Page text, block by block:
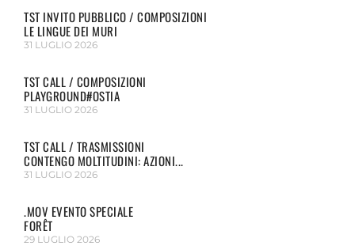
TST INVITO PUBBLICO / COMPOSIZIONI
LE LINGUE DEI MURI
31 LUGLIO 2026
TST CALL / COMPOSIZIONI
PLAYGROUND#OSTIA
31 LUGLIO 2026
TST CALL / TRASMISSIONI
CONTENGO MOLTITUDINI: AZIONI...
31 LUGLIO 2026
.MOV EVENTO SPECIALE
FORÊT
29 LUGLIO 2026